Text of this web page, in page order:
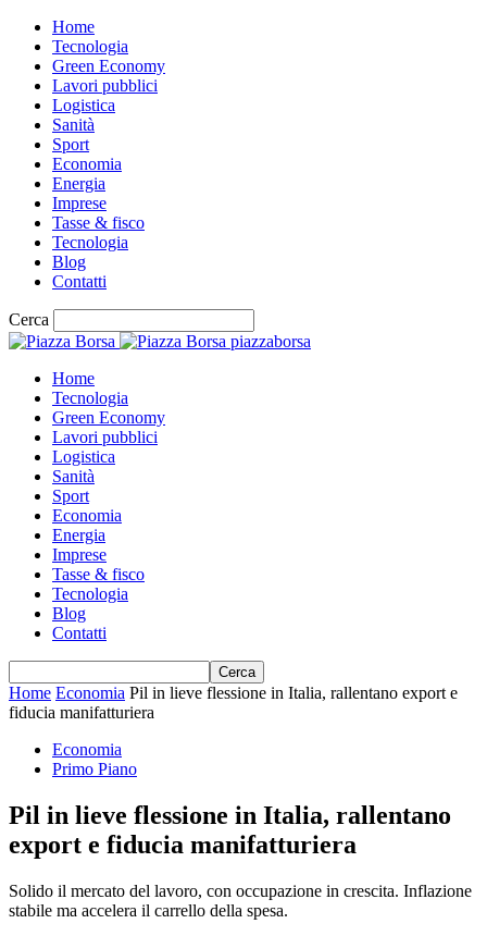
Home
Tecnologia
Green Economy
Lavori pubblici
Logistica
Sanità
Sport
Economia
Energia
Imprese
Tasse & fisco
Tecnologia
Blog
Contatti
Cerca
piazzaborsa
Home
Tecnologia
Green Economy
Lavori pubblici
Logistica
Sanità
Sport
Economia
Energia
Imprese
Tasse & fisco
Tecnologia
Blog
Contatti
Home Economia Pil in lieve flessione in Italia, rallentano export e
fiducia manifatturiera
Economia
Primo Piano
Pil in lieve flessione in Italia, rallentano
export e fiducia manifatturiera
Solido il mercato del lavoro, con occupazione in crescita. Inflazione
stabile ma accelera il carrello della spesa.